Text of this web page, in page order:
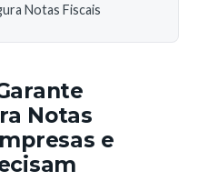
Notas Fiscais
Notas
e